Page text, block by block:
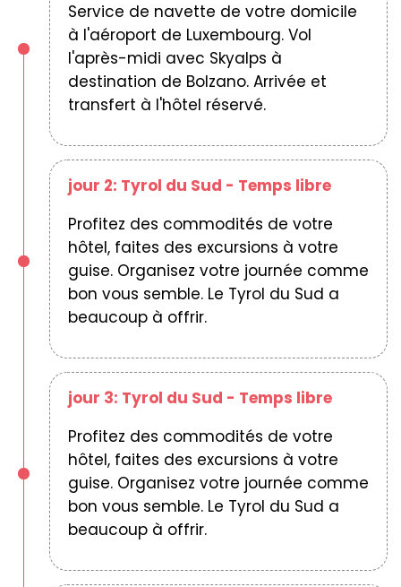
Service de navette de votre domicile
à l'aéroport de Luxembourg. Vol
l'après-midi avec Skyalps à
destination de Bolzano. Arrivée et
transfert à l'hôtel réservé.
jour 2: Tyrol du Sud - Temps libre
Profitez des commodités de votre
hôtel, faites des excursions à votre
guise. Organisez votre journée comme
bon vous semble. Le Tyrol du Sud a
beaucoup à offrir.
jour 3: Tyrol du Sud - Temps libre
Profitez des commodités de votre
hôtel, faites des excursions à votre
guise. Organisez votre journée comme
bon vous semble. Le Tyrol du Sud a
beaucoup à offrir.